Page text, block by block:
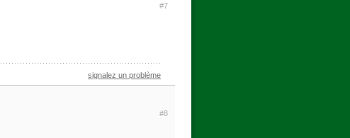
#7
signalez un problème
#8